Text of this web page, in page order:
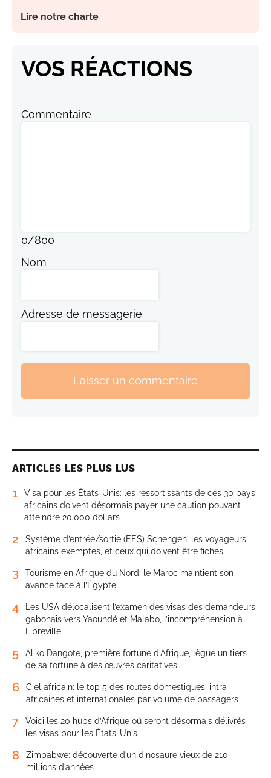
Lire notre charte
VOS RÉACTIONS
Commentaire
0/800
Nom
Adresse de messagerie
Laisser un commentaire
ARTICLES LES PLUS LUS
1
Visa pour les États-Unis: les ressortissants de ces 30 pays
africains doivent désormais payer une caution pouvant
atteindre 20.000 dollars
2
Système d’entrée/sortie (EES) Schengen: les voyageurs
africains exemptés, et ceux qui doivent être fichés
3
Tourisme en Afrique du Nord: le Maroc maintient son
avance face à l’Égypte
4
Les USA délocalisent l’examen des visas des demandeurs
gabonais vers Yaoundé et Malabo, l’incompréhension à
Libreville
5
Aliko Dangote, première fortune d’Afrique, lègue un tiers
de sa fortune à des œuvres caritatives
6
Ciel africain: le top 5 des routes domestiques, intra-
africaines et internationales par volume de passagers
7
Voici les 20 hubs d’Afrique où seront désormais délivrés
les visas pour les États-Unis
8
Zimbabwe: découverte d’un dinosaure vieux de 210
millions d’années